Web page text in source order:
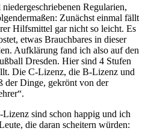
Regularien,
Zunächst einmal fällt
Hilfsmittel gar nicht so leicht. Es
etwas Brauchbares in dieser
Aufklärung fand ich also auf den
Dresden. Hier sind 4 Stufen
Die C-Lizenz, die B-Lizenz und
der Dinge, gekrönt von der
sind schon happig und ich
die daran scheitern würden: